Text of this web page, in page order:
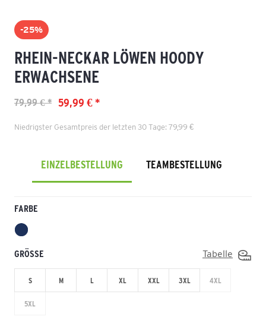
-25%
RHEIN-NECKAR LÖWEN HOODY
ERWACHSENE
59,99 € *
79,99 € *
Niedrigster Gesamtpreis der letzten 30 Tage: 79,99 €
EINZELBESTELLUNG TEAMBESTELLUNG
FARBE
GRÖSSE Tabelle
S M L XL XXL 3XL 4XL
5XL